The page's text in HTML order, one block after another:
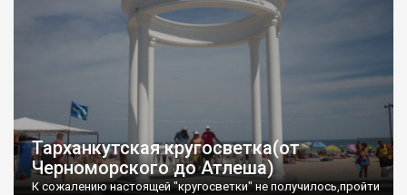
Тарханкутская кругосветка(от
Черноморского до Атлеша)
К сожалению настоящей "кругосветки" не получилось,пройти